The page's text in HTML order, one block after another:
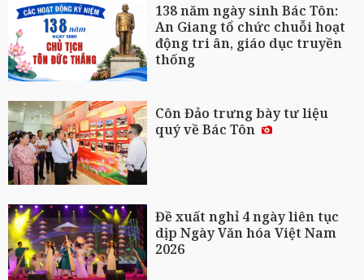
138 năm ngày sinh Bác Tôn:
An Giang tổ chức chuỗi hoạt
động tri ân, giáo dục truyền
thống
Côn Đảo trưng bày tư liệu
quý về Bác Tôn
Đề xuất nghỉ 4 ngày liên tục
dịp Ngày Văn hóa Việt Nam
2026